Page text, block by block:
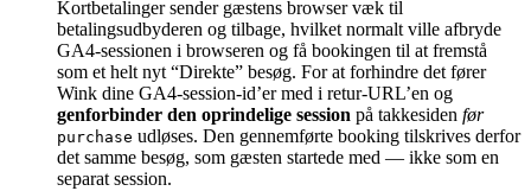
Kortbetalinger sender gæstens browser væk til
betalingsudbyderen og tilbage, hvilket normalt ville afbryde
GA4-sessionen i browseren og få bookingen til at fremstå
som et helt nyt “Direkte” besøg. For at forhindre det fører
Wink dine GA4-session-id’er med i retur-URL’en og
genforbinder den oprindelige session på takkesiden før
purchase udløses. Den gennemførte booking tilskrives derfor
det samme besøg, som gæsten startede med — ikke som en
separat session.